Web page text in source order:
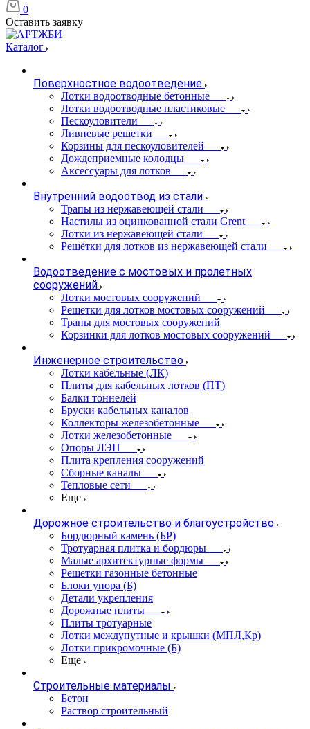
0
Оставить заявку
Каталог
Поверхностное водоотведение
Лотки водоотводные бетонные
Лотки водоотводные пластиковые
Пескоуловители
Ливневые решетки
Корзины для пескоуловителей
Дождеприемные колодцы
Аксессуары для лотков
Внутренний водоотвод из стали
Трапы из нержавеющей стали
Настилы из оцинкованной стали Grent
Лотки из нержавеющей стали
Решётки для лотков из нержавеющей стали
Водоотведение с мостовых и пролетных
сооружений
Лотки мостовых сооружений
Решетки для лотков мостовых сооружений
Трапы для мостовых сооружений
Корзинки для лотков мостовых сооружений
Инженерное строительство
Лотки кабельные (ЛК)
Плиты для кабельных лотков (ПТ)
Балки тоннелей
Бруски кабельных каналов
Коллекторы железобетонные
Лотки железобетонные
Опоры ЛЭП
Плита крепления сооружений
Сборные каналы
Тепловые сети
Еще
Дорожное строительство и благоустройство
Бордюрный камень (БР)
Тротуарная плитка и бордюры
Малые архитектурные формы
Решетки газонные бетонные
Блоки упора (Б)
Детали укрепления
Дорожные плиты
Плиты тротуарные
Лотки междупутные и крышки (МПЛ,Кр)
Лотки прикромочные (Б)
Еще
Строительные материалы
Бетон
Раствор строительный